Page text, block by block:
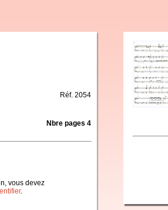
Réf. 2054
Nbre pages 4
vous devez
.